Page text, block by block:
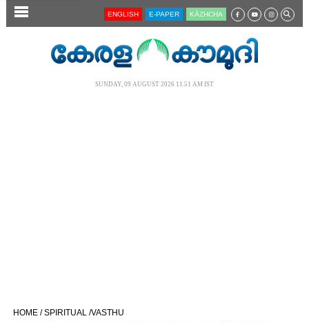
SECTIONS ENGLISH E-PAPER KĀZHCHA
SUNDAY, 09 AUGUST 2026 11.51 AM IST
HOME /SPIRITUAL /VASTHU